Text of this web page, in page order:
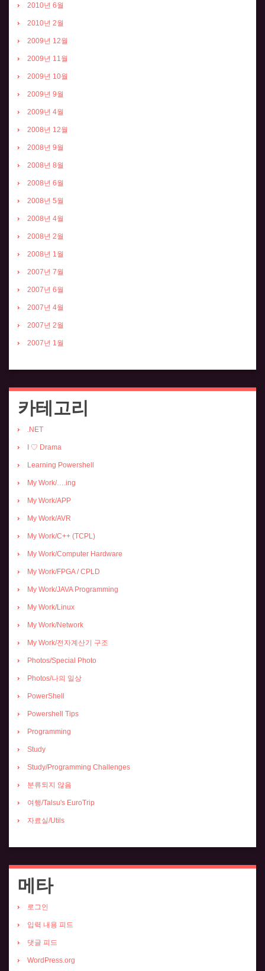
2010년 6월
2010년 2월
2009년 12월
2009년 11월
2009년 10월
2009년 9월
2009년 4월
2008년 12월
2008년 9월
2008년 8월
2008년 6월
2008년 5월
2008년 4월
2008년 2월
2008년 1월
2007년 7월
2007년 6월
2007년 4월
2007년 2월
2007년 1월
카테고리
.NET
I ♡ Drama
Learning Powershell
My Work/….ing
My Work/APP
My Work/AVR
My Work/C++ (TCPL)
My Work/Computer Hardware
My Work/FPGA / CPLD
My Work/JAVA Programming
My Work/Linux
My Work/Network
My Work/전자계산기 구조
Photos/Special Photo
Photos/나의 일상
PowerShell
Powershell Tips
Programming
Study
Study/Programming Challenges
분류되지 않음
여행/Talsu's EuroTrip
자료실/Utils
메타
로그인
입력 내용 피드
댓글 피드
WordPress.org